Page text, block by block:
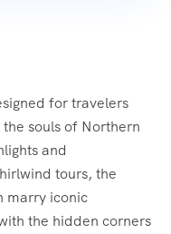
for travelers
souls of Northern
and
tours, the
marry iconic
the hidden corners